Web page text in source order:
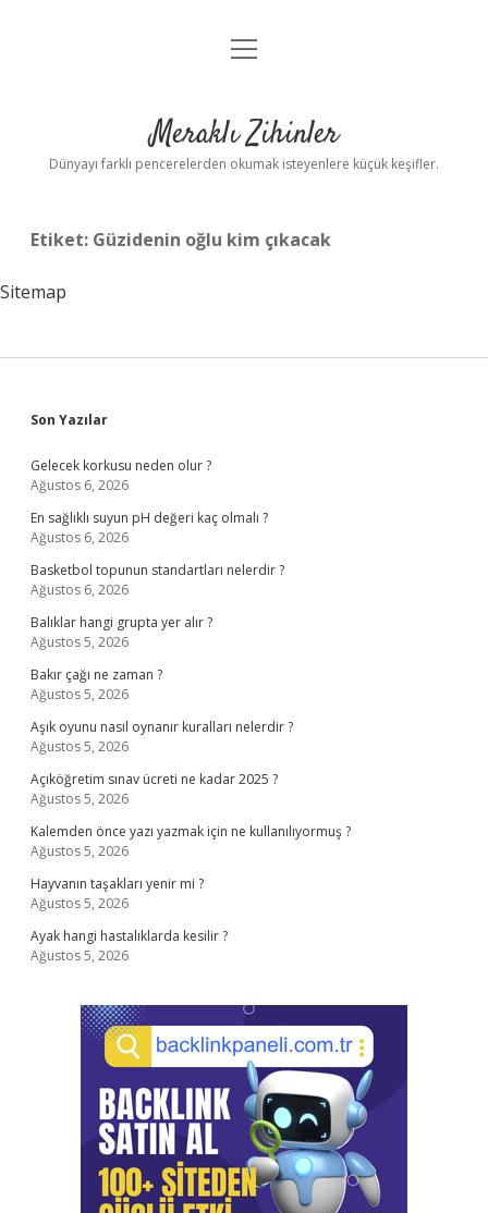
Anasayfa
Yasal Uyarı
menüyü
Meraklı Zihinler
Dünyayı farklı pencerelerden okumak isteyenlere küçük keşifler.
Etiket: Güzidenin oğlu kim çıkacak
Sitemap
Sidebar
Son Yazılar
Gelecek korkusu neden olur ?
Ağustos 6, 2026
En sağlıklı suyun pH değeri kaç olmalı ?
Ağustos 6, 2026
Basketbol topunun standartları nelerdir ?
Ağustos 6, 2026
Balıklar hangi grupta yer alır ?
Ağustos 5, 2026
Bakır çağı ne zaman ?
Ağustos 5, 2026
Aşık oyunu nasıl oynanır kuralları nelerdir ?
Ağustos 5, 2026
Açıköğretim sınav ücreti ne kadar 2025 ?
Ağustos 5, 2026
Kalemden önce yazı yazmak için ne kullanılıyormuş ?
Ağustos 5, 2026
Hayvanın taşakları yenir mi ?
Ağustos 5, 2026
Ayak hangi hastalıklarda kesilir ?
Ağustos 5, 2026